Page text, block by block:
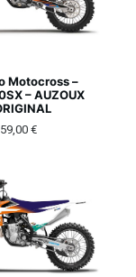
Motocross –
– AUZOUX
59,00 €